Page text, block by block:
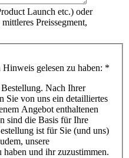
Launch etc.) oder
Preissegment,
gelesen zu haben: *
Nach Ihrer
Sie von uns ein detailliertes
Angebot enthaltenen
sind die Basis für Ihre
ist für Sie (und uns)
unsere
haben und ihr zuzustimmen.